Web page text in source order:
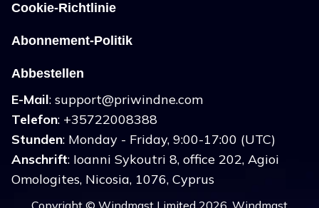
Cookie-Richtlinie
Abonnement-Politik
Abbestellen
E-Mail: support@priwindne.com
Telefon: +35722008388
Stunden: Monday - Friday, 9:00-17:00 (UTC)
Anschrift: Ioanni Sykoutri 8, office 202, Agioi
Omologites, Nicosia, 1076, Cyprus